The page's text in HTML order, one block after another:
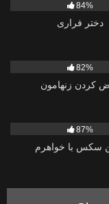
84%
دختر فراری
82%
کردن زنهامون
87%
سکس با خواهرم